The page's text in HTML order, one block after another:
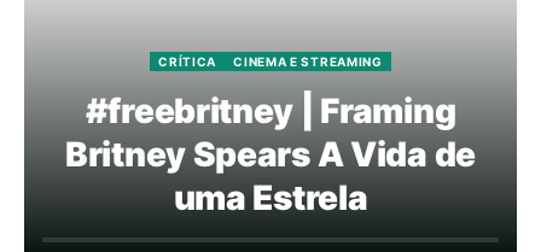
CRÍTICA CINEMA E STREAMING
#freebritney | Framing
Britney Spears A Vida de
uma Estrela